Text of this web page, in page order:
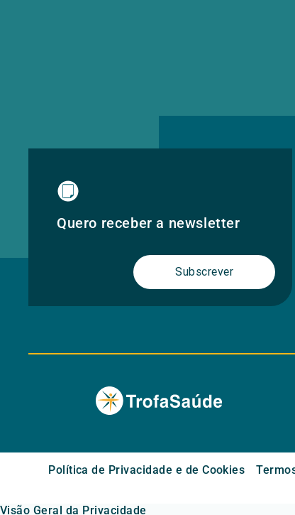
Quero receber a newsletter
Subscrever
Política de Privacidade e de Cookies
Visão Geral da Privacidade